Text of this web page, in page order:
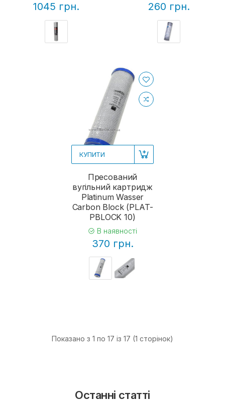
1045 грн. 260 грн.
КУПИТИ
Пресований
вугільний картридж
Platinum Wasser
Carbon Block (PLAT-
PBLOCK 10)
В наявності
370 грн.
Показано з 1 по 17 із 17 (1 сторінок)
Останні статті